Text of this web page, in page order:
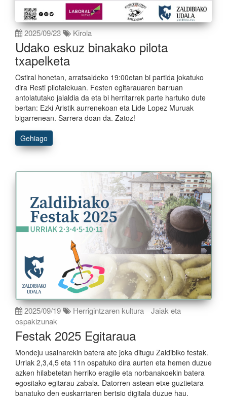
2025/09/23 Kirola
Udako eskuz binakako pilota
txapelketa
Ostiral honetan, arratsaldeko 19:00etan bi partida jokatuko
dira Resti pilotalekuan. Festen egitarauaren barruan
antolatutako jaialdia da eta bi herritarrek parte hartuko dute
bertan: Ezki Aristik aurrenekoan eta Lide Lopez Muruak
bigarrenean. Sarrera doan da. Zatoz!
Gehiago
2025/09/19 Herrigintzaren kultura
Jaiak eta
ospakizunak
Festak 2025 Egitaraua
Mondeju usainarekin batera ate joka ditugu Zaldibiko festak.
Urriak 2,3,4,5 eta 11n ospatuko dira aurten eta hemen duzue
azken hilabetetan herriko eragile eta norbanakoekin batera
egositako egitarau zabala. Datorren astean etxe guztietara
banatuko den euskarriaren bertsio digitala duzue hau.